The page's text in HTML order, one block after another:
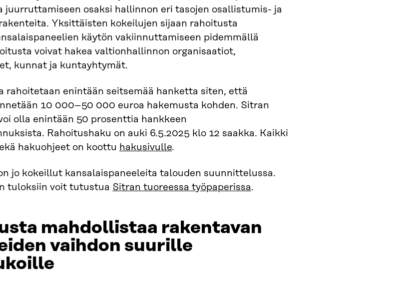
juurruttamiseen osaksi hallinnon eri tasojen osallistumis- ja
Yksittäisten kokeilujen sijaan rahoitusta
käytön vakiinnuttamiseen pidemmällä
voivat hakea valtionhallinnon organisaatiot,
kunnat ja kuntayhtymät.
rahoitetaan enintään seitsemää hanketta siten, että
10 000–50 000 euroa hakemusta kohden. Sitran
olla enintään 50 prosenttia hankkeen
Rahoitushaku on auki 6.5.2025 klo 12 saakka. Kaikki
hakuohjeet on koottu hakusivulle.
jo kokeillut kansalaispaneeleita talouden suunnittelussa.
tuloksiin voit tutustua Sitran tuoreessa työpaperissa.
mahdollistaa rakentavan
vaihdon suurille